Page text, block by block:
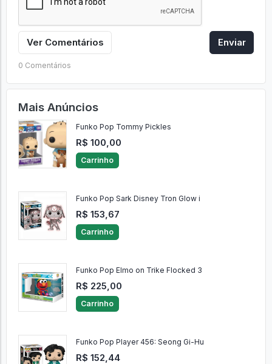
Ver Comentários Enviar
0 Comentários
Mais Anúncios
Funko Pop Tommy Pickles
R$ 100,00
Carrinho
Funko Pop Sark Disney Tron Glow i
R$ 153,67
Carrinho
Funko Pop Elmo on Trike Flocked 3
R$ 225,00
Carrinho
Funko Pop Player 456: Seong Gi-Hu
R$ 152,44